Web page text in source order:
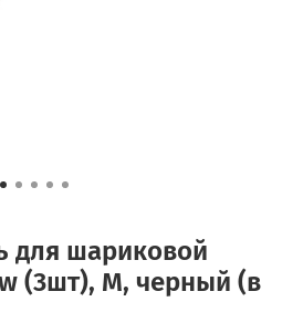
для шариковой
черный (в